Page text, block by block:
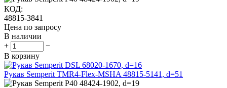
КОД:
48815-3841
Цена по запросу
В наличии
+
−
В корзину
Рукав Semperit TMR4-Flex-MSHA 48815-5141, d=51